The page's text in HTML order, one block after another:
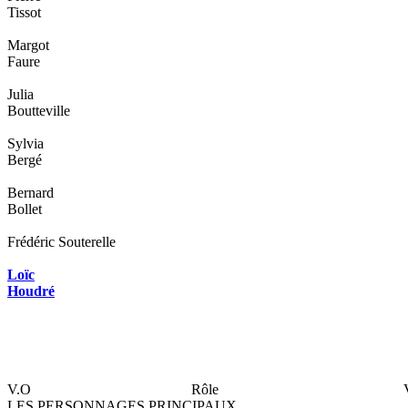
Tissot
Margot
Faure
Julia
Boutteville
Sylvia
Bergé
Bernard
Bollet
Frédéric Souterelle
Loïc
Houdré
V.O Rôle